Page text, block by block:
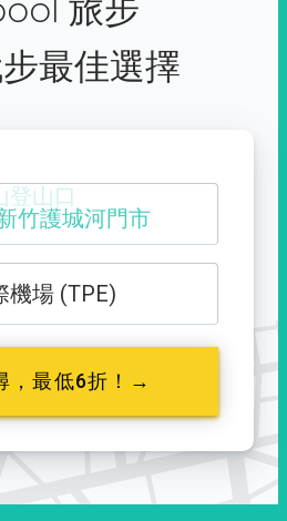
旅步
最佳選擇
登山口
機場 (TPE)
，最低6折！→